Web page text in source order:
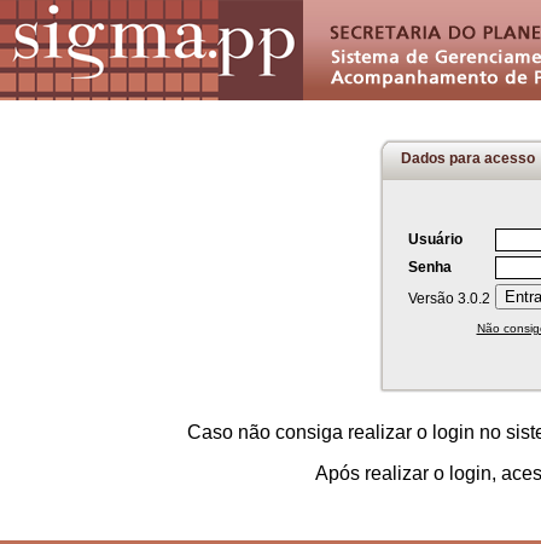
Dados para acesso
Usuário
Senha
Versão 3.0.2
Não
Caso não consiga realizar o login no
Após realizar o login,